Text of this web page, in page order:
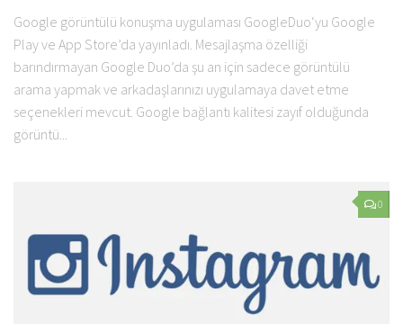
Google görüntülü konuşma uygulaması GoogleDuo‘yu Google
Play ve App Store’da yayınladı. Mesajlaşma özelliği
barındırmayan Google Duo’da şu an için sadece görüntülü
arama yapmak ve arkadaşlarınızı uygulamaya davet etme
seçenekleri mevcut. Google bağlantı kalitesi zayıf olduğunda
görüntü...
0